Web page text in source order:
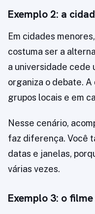
Exemplo 2: a
Em cidades
costuma ser a
a universidade cede
organiza o debate.
grupos locais e em
Nesse cenário,
faz diferença. Você
datas e janelas,
várias vezes.
Exemplo 3: o